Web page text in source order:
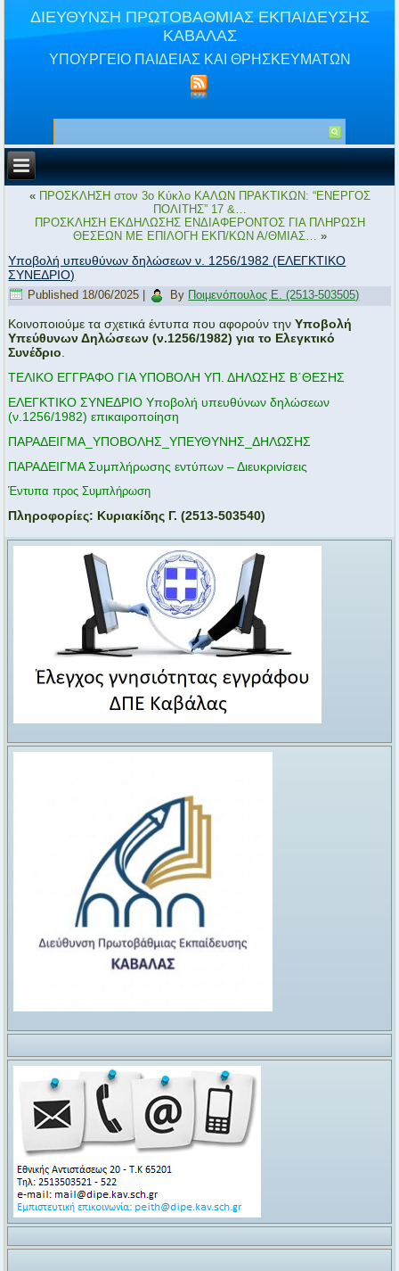
ΔΙΕΥΘΥΝΣΗ ΠΡΩΤΟΒΑΘΜΙΑΣ ΕΚΠΑΙΔΕΥΣΗΣ
ΚΑΒΑΛΑΣ
ΥΠΟΥΡΓΕΙΟ ΠΑΙΔΕΙΑΣ ΚΑΙ ΘΡΗΣΚΕΥΜΑΤΩΝ
« ΠΡΟΣΚΛΗΣΗ στον 3ο Κύκλο ΚΑΛΩΝ ΠΡΑΚΤΙΚΩΝ: “ΕΝΕΡΓΟΣ
ΠΟΛΙΤΗΣ” 17 &…
ΠΡΟΣΚΛΗΣΗ ΕΚΔΗΛΩΣΗΣ ΕΝΔΙΑΦΕΡΟΝΤΟΣ ΓΙΑ ΠΛΗΡΩΣΗ
ΘΕΣΕΩΝ ΜΕ ΕΠΙΛΟΓΗ ΕΚΠ/ΚΩΝ Α/ΘΜΙΑΣ…
»
Υποβολή υπευθύνων δηλώσεων ν. 1256/1982 (ΕΛΕΓΚΤΙΚΟ
ΣΥΝΕΔΡΙΟ)
Published 18/06/2025 By Ποιμενόπουλος Ε. (2513-503505)
Κοινοποιούμε τα σχετικά έντυπα που αφορούν τηνΥποβολή
Υπεύθυνων Δηλώσεων (ν.1256/1982) για το Ελεγκτικό
Συνέδριο
ΤΕΛΙΚΟ ΕΓΓΡΑΦΟ ΓΙΑ ΥΠΟΒΟΛΗ ΥΠ. ΔΗΛΩΣΗΣ Β΄ΘΕΣΗΣ
ΕΛΕΓΚΤΙΚΟ ΣΥΝΕΔΡΙΟ Υποβολή υπευθύνων δηλώσεων
(ν.1256/1982) επικαιροποίηση
ΠΑΡΑΔΕΙΓΜΑ_ΥΠΟΒΟΛΗΣ_ΥΠΕΥΘΥΝΗΣ_ΔΗΛΩΣΗΣ
ΠΑΡΑΔΕΙΓΜΑ Συμπλήρωσης εντύπων – Διευκρινίσεις
Έντυπα προς Συμπλήρωση
Πληροφορίες: Κυριακίδης Γ. (2513-503540)